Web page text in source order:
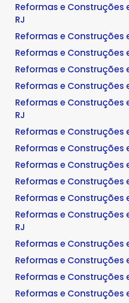
Reformas e
RJ
Reformas e Construções
Reformas e Construções
Reformas e Construções
Reformas e Construções
Reformas e Construções
RJ
Reformas e Construções
Reformas e Construções
Reformas e Construções
Reformas e Construções
Reformas e Construções
Reformas e Construções
RJ
Reformas e Construções
Reformas e Construções
Reformas e Construções
Reformas e Construções